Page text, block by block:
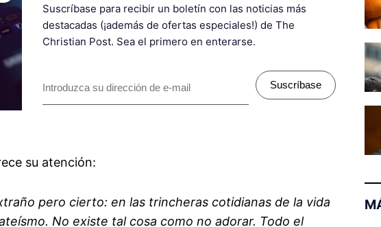
Suscríbase para recibir un boletín con las noticias más
destacadas (¡además de ofertas especiales!) de The
Christian Post. Sea el primero en enterarse.
Suscríbase
su atención:
pero cierto: en las trincheras cotidianas de la vida
No existe tal cosa como no adorar. Todo el